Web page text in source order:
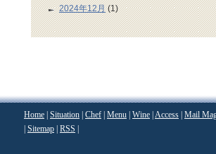
2024年12月(1)
Home Situation Chef Menu Wine Access Mail
Sitemap RSS